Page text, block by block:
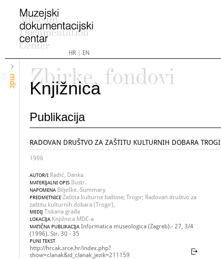
HR| EN
mdc
Zbirke, fondovi
Knjižnica
Publikacija
RADOVAN DRUŠTVO ZA ZAŠTITU KULTURNIH DOBARA
1996
AUTOR/I Radić, Danka
MATERIJALNI OPIS Ilustr.
NAPOMENA Bilješke.-Summary
PREDMETNICE Zaštita kulturne baštine; Trogir; Radovan društvo za
zaštitu kulturnih dobara (Trogir),
MEDIJ Tiskana građa
LOKACIJA Knjižnica MDC-a
MATIČNA PUBLIKACIJA Informatica museologica (Zagreb).- 27, 3/4
(1996). Str. 30 - 35
PUNI TEKST
http://hrcak.srce.hr/index.php?
show=clanak&id_clanak_jezik=211159